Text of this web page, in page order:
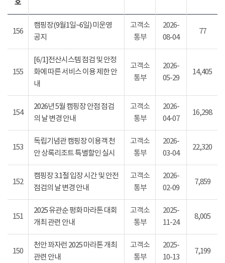
156
캠핑장(9월1일~6일) 미운영
공지
고객소
통부
2026-
08-04
77
155
[6/1]전산시스템 점검 및 안정
화에 따른 서비스 이용 제한 안
내
고객소
통부
2026-
05-29
14,405
154
2026년 5월 캠핑장 안점 점검
의 날 변경 안내
고객소
통부
2026-
04-07
16,298
153
독립기념관 캠핑장 이용객 천
안 상록리조트 특별할인 실시
고객소
통부
2026-
03-04
22,320
152
캠핑장 3.1절 입장 시간 및 안전
점검의 날 변경 안내
고객소
통부
2026-
02-09
7,859
151
2025 유관순 평화 마라톤 대회
개최 관련 안내
고객소
통부
2025-
11-24
8,005
150
천안 꽈자런 2025 마라톤 개최
관련 안내
고객소
통부
2025-
10-13
7,199